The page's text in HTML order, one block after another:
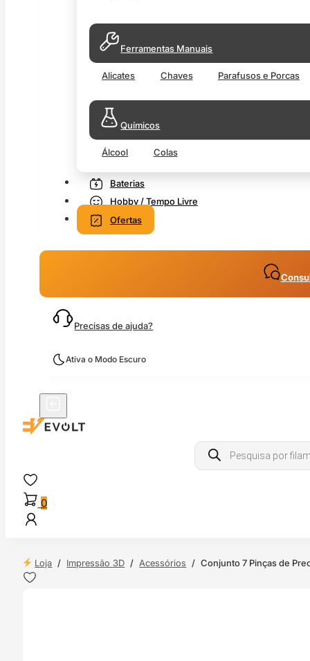
Ferramentas Manuais
Alicates Chaves Parafusos e Porcas
Químicos
Álcool Colas
Baterias
Hobby / Tempo Livre
Ofertas
Precisas de ajuda?
Ativa o Modo Escuro
Products
search
0
Loja / Impressão 3D / Acessórios / Conjunto 7 Pinças de